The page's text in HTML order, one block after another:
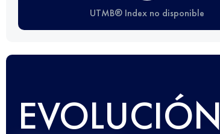
UTMB® Index no disponible
EVOLUCIÓN